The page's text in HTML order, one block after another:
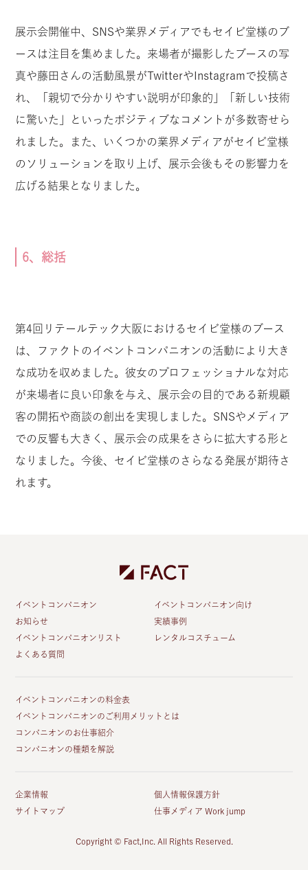
展示会開催中、SNSや業界メディアでもセイビ堂様のブ
ースは注目を集めました。来場者が撮影したブースの写
真や藤田さんの活動風景がTwitterやInstagramで投稿さ
れ、「親切で分かりやすい説明が印象的」「新しい技術
に驚いた」といったポジティブなコメントが多数寄せら
れました。また、いくつかの業界メディアがセイビ堂様
のソリューションを取り上げ、展示会後もその影響力を
広げる結果となりました。
6、総括
第4回リテールテック大阪におけるセイビ堂様のブース
は、ファクトのイベントコンパニオンの活動により大き
な成功を収めました。彼女のプロフェッショナルな対応
が来場者に良い印象を与え、展示会の目的である新規顧
客の開拓や商談の創出を実現しました。SNSやメディア
での反響も大きく、展示会の成果をさらに拡大する形と
なりました。今後、セイビ堂様のさらなる発展が期待さ
れます。
イベントコンパニオン
イベントコンパニオン向け
お知らせ
実績事例
イベントコンパニオンリスト
レンタルコスチューム
よくある質問
イベントコンパニオンの料金表
イベントコンパニオンのご利用メリットとは
コンパニオンのお仕事紹介
コンパニオンの種類を解説
企業情報
個人情報保護方針
サイトマップ
仕事メディア Work jump
Copyright © Fact,Inc. All Rights Reserved.